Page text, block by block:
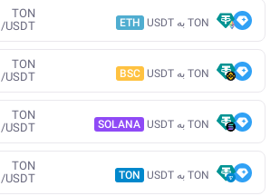
TON به USDT ETH
TON
/USDT
TON به USDT BSC
TON
/USDT
TON به USDT SOLANA
TON
/USDT
TON به USDT TON
TON
/USDT